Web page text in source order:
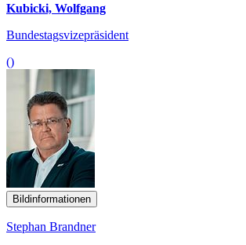
Kubicki, Wolfgang
Bundestagsvizepräsident
()
Bildinformationen
Stephan Brandner